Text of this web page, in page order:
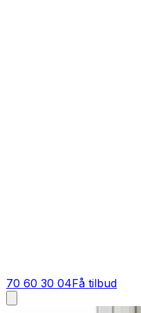
70 60 30 04Få tilbud